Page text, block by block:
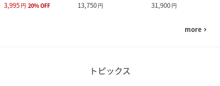
3,995円 20%OFF 13,750円 31,900円
more navigate_next
トピックス